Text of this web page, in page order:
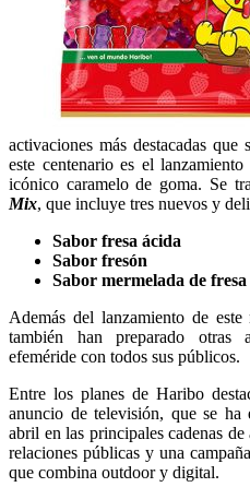
activaciones más destacadas
este centenario es el
icónico caramelo de goma. Se
Mix, que incluye tres nuevos y
Sabor fresa ácida
Sabor fresón
Sabor mermelada de fresa
Además del lanzamiento de
también han preparado otras
efeméride con todos sus públicos.
Entre los planes de Haribo
anuncio de televisión, que se
abril en las principales cadenas
relaciones públicas y una
que combina outdoor y digital.